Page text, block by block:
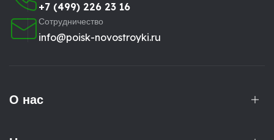
+7 (499) 226 23 16
Сотрудничество
info@poisk-novostroyki.ru
О нас